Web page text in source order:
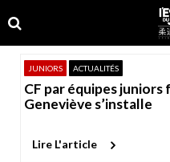
to
navigation
to
content
JUNIORS ACTUALITÉS
CF par équipes juniors
Geneviève s’installe
Lire L'article